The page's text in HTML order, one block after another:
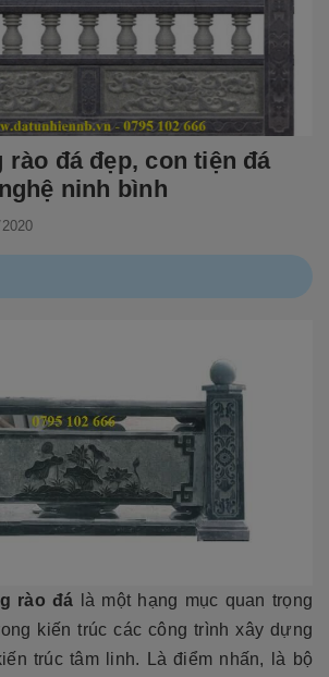
rào đá đẹp, con tiện đá
ninh bình
rào đá là một hạng mục quan trọng
kiến trúc các công trình xây dựng
trúc tâm linh. Là điểm nhấn, là bộ